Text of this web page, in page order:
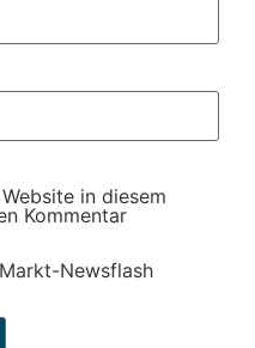
in diesem
Kommentar
Newsflash